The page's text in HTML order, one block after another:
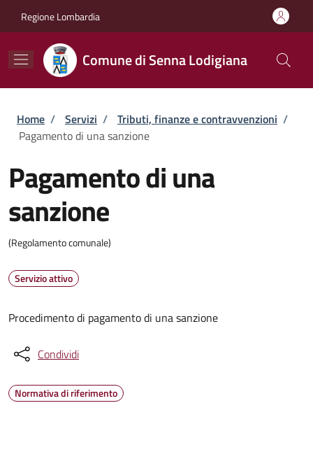
Regione Lombardia
Comune di Senna Lodigiana
Briciole di pane
Home / Servizi / Tributi, finanze e contravvenzioni /
Pagamento di una sanzione
Pagamento di una
sanzione
(Regolamento comunale)
Servizio attivo
Procedimento di pagamento di una sanzione
Condividi
Normativa di riferimento